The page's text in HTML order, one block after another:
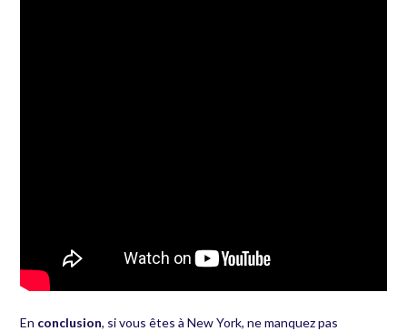
En conclusion, si vous êtes à New York, ne manquez pas